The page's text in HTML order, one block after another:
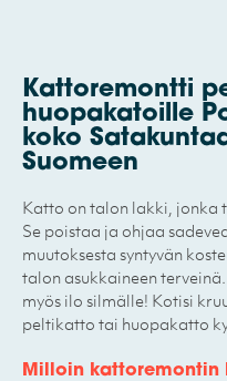
Kattoremontti
huopakatoille
koko
Suomeen
Katto on talon lakki, jonka
Se poistaa ja ohjaa
muutoksesta syntyvän
talon asukkaineen
myös ilo silmälle! Kotisi
peltikatto tai huopakatto
Milloin kattoremontin